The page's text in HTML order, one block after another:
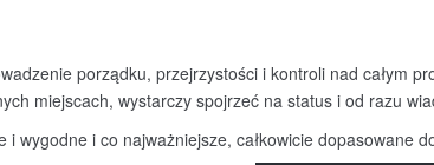
porządku, przejrzystości i kontroli nad całym
miejscach, wystarczy spojrzeć na status i od razu
i co najważniejsze, całkowicie dopasowane